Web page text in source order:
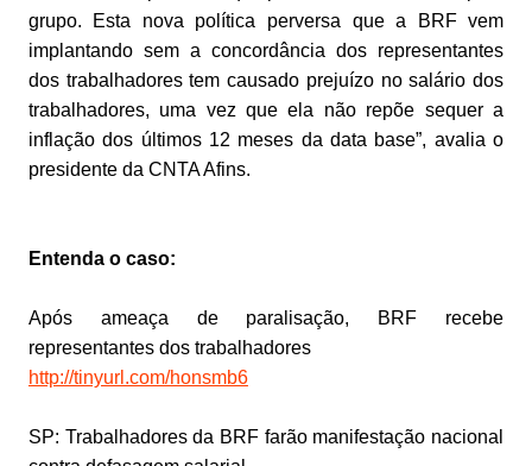
grupo. Esta nova política perversa que a BRF vem
implantando sem a concordância dos representantes
dos trabalhadores tem causado prejuízo no salário dos
trabalhadores, uma vez que ela não repõe sequer a
inflação dos últimos 12 meses da data base”, avalia o
presidente da CNTA Afins.
Entenda o caso:
Após ameaça de paralisação, BRF recebe
representantes dos trabalhadores
http://tinyurl.com/honsmb6
SP: Trabalhadores da BRF farão manifestação nacional